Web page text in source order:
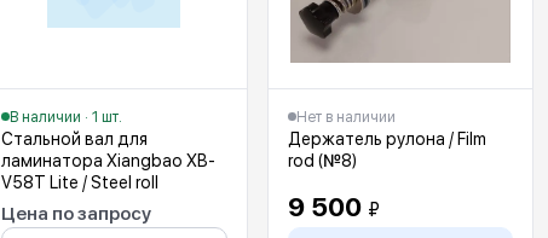
В наличии · 1 шт.
Стальной вал для
ламинатора Xiangbao XB-
V58T Lite / Steel roll
Цена по запросу
Нет в наличии
Держатель рулона / Film
rod (№8)
9 500 ₽